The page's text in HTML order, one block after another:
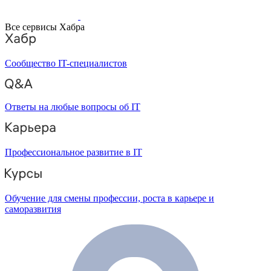
Все сервисы Хабра
Сообщество IT-специалистов
Ответы на любые вопросы об IT
Профессиональное развитие в IT
Обучение для смены профессии, роста в карьере и
саморазвития